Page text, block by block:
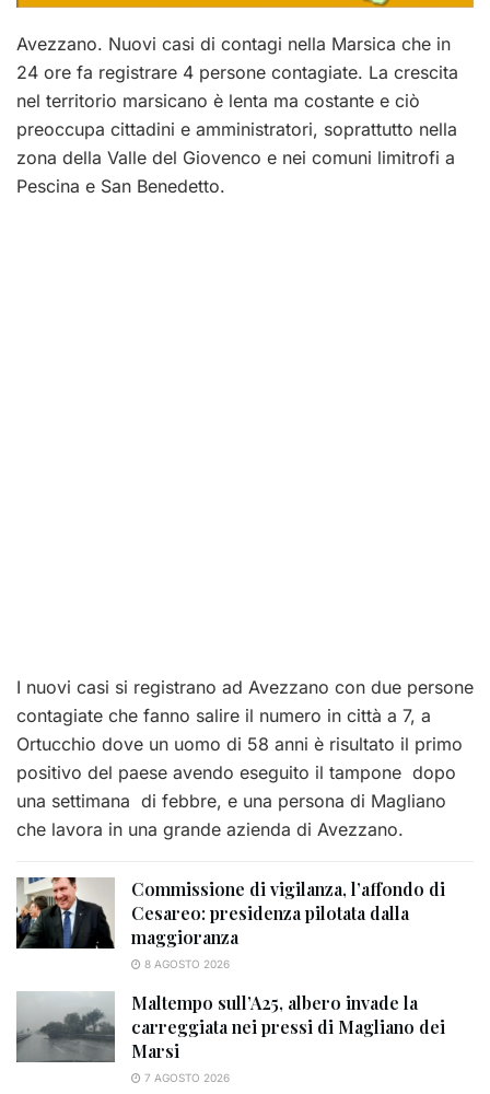
Avezzano. Nuovi casi di contagi nella Marsica che in
24 ore fa registrare 4 persone contagiate. La crescita
nel territorio marsicano è lenta ma costante e ciò
preoccupa cittadini e amministratori, soprattutto nella
zona della Valle del Giovenco e nei comuni limitrofi a
Pescina e San Benedetto.
I nuovi casi si registrano ad Avezzano con due persone
contagiate che fanno salire il numero in città a 7, a
Ortucchio dove un uomo di 58 anni è risultato il primo
positivo del paese avendo eseguito il tampone dopo
una settimana di febbre, e una persona di Magliano
che lavora in una grande azienda di Avezzano.
Commissione di vigilanza, l’affondo di
Cesareo: presidenza pilotata dalla
maggioranza
8 AGOSTO 2026
Maltempo sull’A25, albero invade la
carreggiata nei pressi di Magliano dei
Marsi
7 AGOSTO 2026